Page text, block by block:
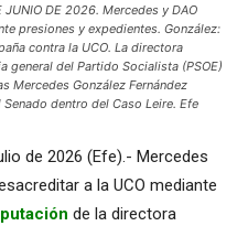
JUNIO DE 2026. Mercedes y DAO
presiones y expedientes. González:
contra la UCO. La directora
general del Partido Socialista (PSOE)
Mercedes González Fernández
dentro del Caso Leire. Efe
de 2026 (Efe).- Mercedes
a la UCO mediante
de la directora